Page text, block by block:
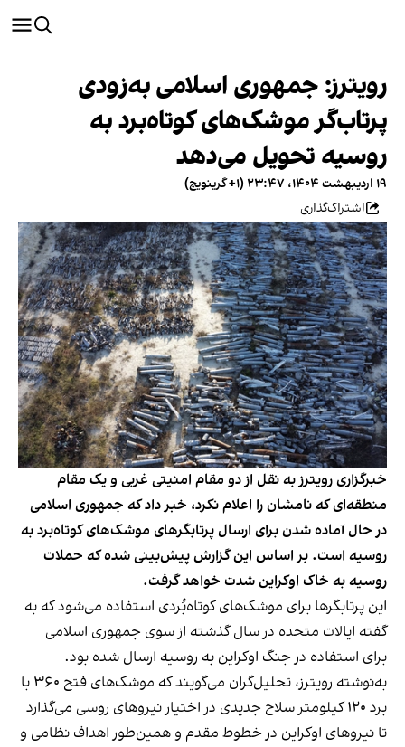
رویترز: جمهوری اسلامی به‌زودی
پرتاب‌گر موشک‌های کوتاه‌برد به
روسیه تحویل می‌دهد
۱۹ اردیبهشت ۱۴۰۴، ۲۳:۴۷ (‎+۱ گرینویچ)
اشتراک‌گذاری
خبرگزاری رویترز به نقل از دو مقام امنیتی غربی و یک مقام
منطقه‌ای که نامشان را اعلام نکرد، خبر داد که جمهوری اسلامی
در حال آماده شدن برای ارسال پرتابگرهای موشک‌های کوتاه‌برد به
روسیه است. بر اساس این گزارش پیش‌بینی شده که حملات
روسیه به خاک اوکراین شدت خواهد گرفت.
این پرتابگرها برای موشک‌های کوتاه‌بُردی استفاده می‌شود که به
گفته ایالات متحده در سال گذشته از سوی جمهوری اسلامی
برای استفاده در جنگ اوکراین به روسیه ارسال شده بود.
به‌نوشته رویترز، تحلیل‌گران می‌گویند که موشک‌های فتح ۳۶۰ با
برد ۱۲۰ کیلومتر سلاح جدیدی در اختیار نیروهای روسی می‌‌گذارد
تا نیروهای اوکراین در خطوط مقدم و همین‌طور اهداف نظامی و